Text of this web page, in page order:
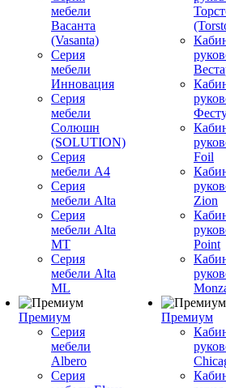
мебели
Васанта
(Vasanta)
Серия
мебели
Инновация
Серия
мебели
Солюшн
(SOLUTION)
Серия
мебели A4
Серия
мебели Alta
Серия
мебели Alta
MT
Серия
мебели Alta
ML
Премиум
Серия
мебели
Albero
Серия
Foil
Zion
Point
Премиум